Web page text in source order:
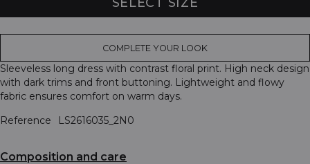
COMPLETE YOUR LOOK
Sleeveless long dress with contrast floral print. High neck design
with dark trims and front buttoning. Lightweight and flowy
fabric ensures comfort on warm days.
Reference
LS2616035_2N0
Composition and care